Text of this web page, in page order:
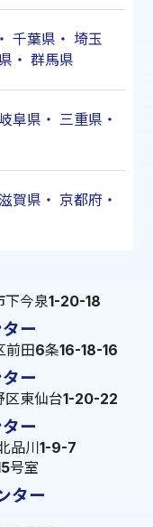
千葉県 ・ 埼玉
・ 群馬県
阜県 ・ 三重県 ・
賀県 ・ 京都府 ・
今泉1-20-18
ー
田6条16-18-16
ー
東仙台1-20-22
ー
品川1-9-7
号室
ター